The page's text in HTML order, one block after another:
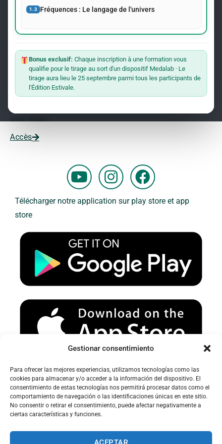
Gestionar consentimiento
Para ofrecer las mejores experiencias, utilizamos tecnologías como las
cookies para almacenar y/o acceder a la información del dispositivo. El
consentimiento de estas tecnologías nos permitirá procesar datos como el
comportamiento de navegación o las identificaciones únicas en este sitio.
No consentir o retirar el consentimiento, puede afectar negativamente a
ciertas características y funciones.
1.3 Fréquences : Le langage de l'univers
Bonus exclusif: Chaque inscription à une formation vous
qualifie pour le tirage au sort d'un dispositif Medalab · Le
tirage aura lieu le 25 septembre parmi tous les participants de
l'Édition Estivale.
événements concernant le Dr Andreas Kalcker et l’Institut
Rejoindre La Liste
Vous souhaitez travailler avec nous ?
Vous voulez faire partie de notre équipe ?
Accès
Y
o
u
u
b
e
I
n
s
a
g
r
a
m
F
a
c
b
o
k
Télécharger notre application sur play store et app
store
Avertissement sur le spam :
Veuillez vérifier votre dossier spam ou courrier indésirable pour
recevoir nos e-mails.